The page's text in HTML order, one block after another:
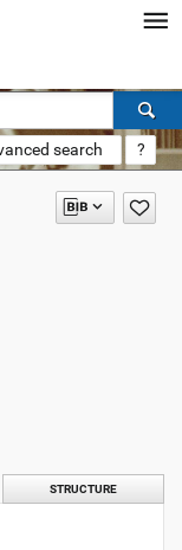
search ?
STRUCTURE